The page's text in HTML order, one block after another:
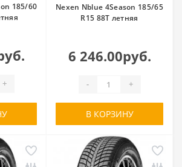
185/60
+
Nexen Nblue 4Season 185/65
R15 88T летняя
6 246.00руб.
- +
В КОРЗИНУ